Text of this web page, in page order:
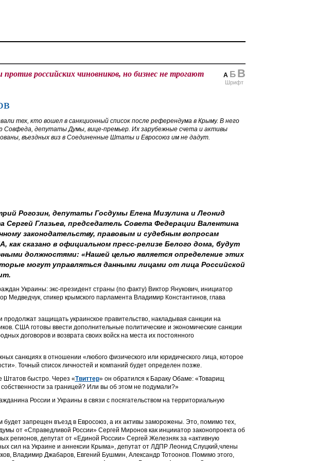
А Б В
Шрифт
российских чиновников, но бизнес не трогают
тех, кто вошел в санкционный список после референдума в Крыму. В него
Совфеда, депутаты Думы, вице-премьер. Их зарубежные счета и активы
въездных виз в Соединенные Штаты и Евросоюз им не дадут.
Рогозин, депутаты Госдумы Елена Мизулина и Леонид
Глазьев, председатель Совета Федерации Валентина
законодательству, правовым и судебным вопросам
сказано в официальном пресс-релизе Белого дома, будут
должностями: «Нашей целью является определение этих
могут управляться данными лицами от лица Российской
Украины: экс-президент страны (по факту) Виктор Янукович, инициатор
Медведчук, спикер крымского парламента Владимир Константинов, глава
защищать украинское правительство, накладывая санкции на
США готовы ввести дополнительные политические и экономические санкции
договоров и возврата своих войск на места их постоянного
санкциях в отношении «любого физического или юридического лица, которое
Точный список личностей и компаний будет определен позже.
Штатов быстро. Через «Твиттер» он обратился к Бараку Обаме: «Товарищ
за границей? Или вы об этом не подумали?»
России и Украины в связи с посягательством на территориальную
запрещен въезд в Евросоюз, а их активы заморожены. Это, помимо тех,
от «Справедливой России» Сергей Миронов как инцииатор законопроекта об
регионов, депутат от «Единой России» Сергей Железняк за «активную
сил на Украине и аннексии Крыма», депутат от ЛДПР Леонид Слуцкий,члены
Владимир Джабаров, Евгений Бушмин, Александр Тотоонов. Помимо этого,